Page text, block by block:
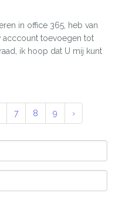
in office 365, heb van
acccount toevoegen tot
ik hoop dat U mij kunt
7 8 9 ›